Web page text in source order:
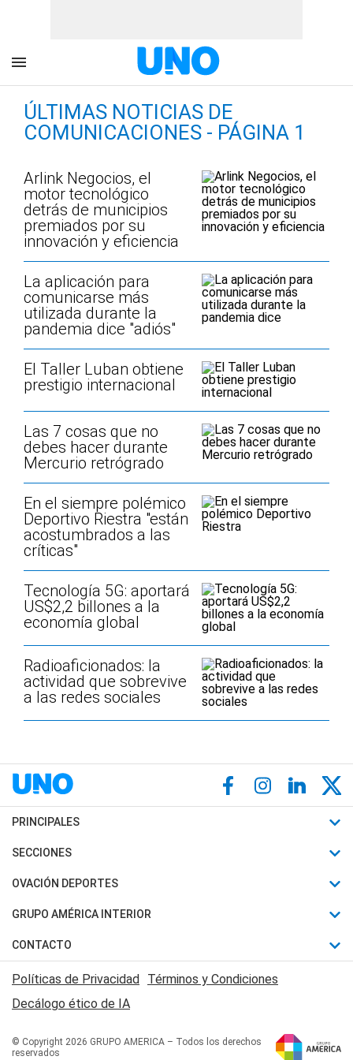
ÚLTIMAS NOTICIAS DE
COMUNICACIONES - PÁGINA 1
Arlink Negocios, el
motor tecnológico
detrás de municipios
premiados por su
innovación y eficiencia
La aplicación para
comunicarse más
utilizada durante la
pandemia dice "adiós"
El Taller Luban obtiene
prestigio internacional
Las 7 cosas que no
debes hacer durante
Mercurio retrógrado
En el siempre polémico
Deportivo Riestra "están
acostumbrados a las
críticas"
Tecnología 5G: aportará
US$2,2 billones a la
economía global
Radioaficionados: la
actividad que sobrevive
a las redes sociales
PRINCIPALES
Últimas Noticias
Política
Judiciales
Economia
SECCIONES
Horóscopo
Motores
Trucos caseros
Series y Películas
Edictos y Solicitadas
OVACIÓN DEPORTES
Fútbol
Mundial
Automovilismo
Rugby
Básquet
GRUPO AMÉRICA INTERIOR
Canal 7 en Vivo
San Juan 8
CONTACTO
Acerca de Nosotros
Contactanos
Políticas de Privacidad Términos y Condiciones
Decálogo ético de IA
© Copyright 2026 GRUPO AMERICA – Todos los derechos
reservados